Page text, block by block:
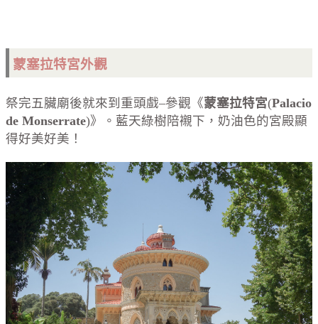
蒙塞拉特宮外觀
祭完五臟廟後就來到重頭戲–參觀《蒙塞拉特宮(Palacio
de Monserrate)》。藍天綠樹陪襯下，奶油色的宮殿顯
得好美好美！